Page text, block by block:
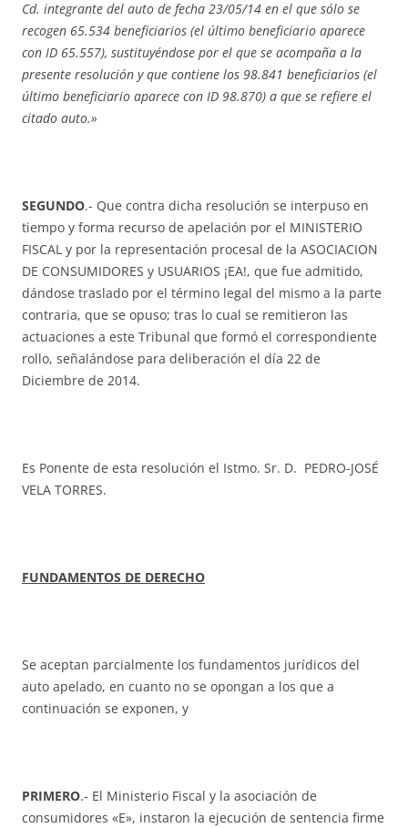
Cd. integrante del auto de fecha 23/05/14 en el que sólo se
recogen 65.534 beneficiarios (el último beneficiario aparece
con ID 65.557), sustituyéndose por el que se acompaña a la
presente resolución y que contiene los 98.841 beneficiarios (el
último beneficiario aparece con ID 98.870) a que se refiere el
citado auto.»
SEGUNDO.- Que contra dicha resolución se interpuso en
tiempo y forma recurso de apelación por el MINISTERIO
FISCAL y por la representación procesal de la ASOCIACION
DE CONSUMIDORES y USUARIOS ¡EA!, que fue admitido,
dándose traslado por el término legal del mismo a la parte
contraria, que se opuso; tras lo cual se remitieron las
actuaciones a este Tribunal que formó el correspondiente
rollo, señalándose para deliberación el día 22 de
Diciembre de 2014.
Es Ponente de esta resolución el Istmo. Sr. D. PEDRO-JOSÉ
VELA TORRES.
FUNDAMENTOS DE DERECHO
Se aceptan parcialmente los fundamentos jurídicos del
auto apelado, en cuanto no se opongan a los que a
continuación se exponen, y
PRIMERO.- El Ministerio Fiscal y la asociación de
consumidores «E», instaron la ejecución de sentencia firme